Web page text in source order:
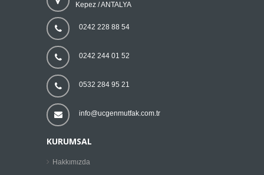
Kepez / ANTALYA
0242 228 88 54
0242 244 01 52
0532 284 95 21
info@ucgenmutfak.com.tr
KURUMSAL
Hakkımızda